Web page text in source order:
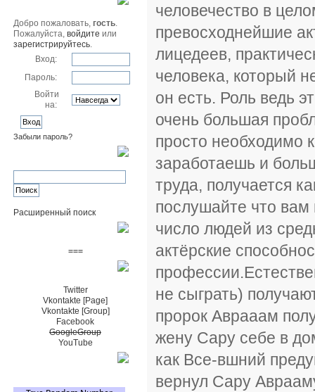
Добро пожаловать,гость.
Пожалуйста,войдите или
зарегистрируйтесь.
Вход:
Пароль:
Войти
на:
Забыли пароль?
Расширенный поиск
===
Twitter
Vkontakte [Page]
Vkontakte [Group]
Facebook
GoogleGroup
YouTube
человечество в
превосходнейшие
лицедеев,
человека, который
он есть. Роль ведь
очень большая
просто необходимо
заработаешь и
труда, получается
послушайте что вам
число людей из
актёрские
не сыграть)
пророк Аврааам
жену Сару себе в
как Все-вшний
вернул Сару